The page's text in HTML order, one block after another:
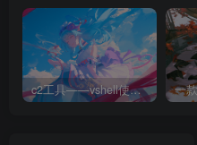
c2工具——vshell使用和下载